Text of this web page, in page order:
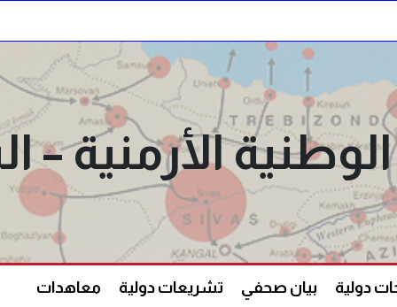
الوطنية الأرمنية
دولية بيان صحفي تشريعات دولية معاهدات